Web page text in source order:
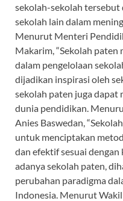
sekolah-sekolah
sekolah lain dalam
Menurut Menteri
Makarim, “Sekolah
dalam pengelolaan
dijadikan inspirasi oleh
sekolah paten juga dapat
dunia pendidikan.
Anies Baswedan,
untuk menciptakan
dan efektif sesuai dengan
adanya sekolah paten,
perubahan paradigma
Indonesia. Menurut Wakil